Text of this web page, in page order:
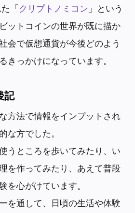
「 クリプトノミコン 」という
ットコインの世界が既に描か
会で仮想通貨が今後どのよう
きっかけになっています。
記
方法で情報をインプットされ
な方でした。
うところを歩いてみたり、い
を作ってみたり、あえて普段
を心がけています。
を通して、日頃の生活や体験